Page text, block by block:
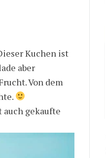
Kuchen ist
aber
Von dem
auch gekaufte